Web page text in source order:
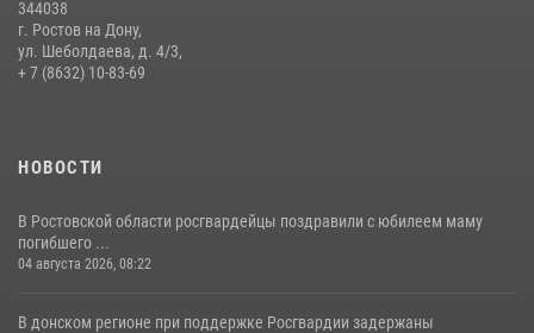
В донской столице Росгвардия приняла участие в оперативно-
профилактических мероприятиях в районе рынков «Темерник»
27 июля 2026, 12:35
344038
г. Ростов на Дону,
ул. Шеболдаева, д. 4/3,
+ 7 (8632) 10-83-69
НОВОСТИ
В Ростовской области росгвардейцы поздравили с юбилеем маму
погибшего ...
04 августа 2026, 08:22
В донском регионе при поддержке Росгвардии задержаны